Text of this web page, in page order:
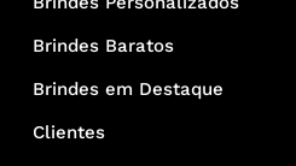
Brindes Baratos
Brindes em Destaque
Clientes